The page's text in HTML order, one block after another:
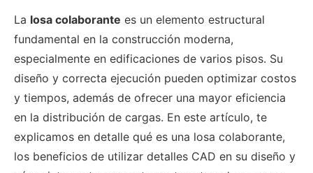
La losa colaborante es un elemento estructural
fundamental en la construcción moderna,
especialmente en edificaciones de varios pisos. Su
diseño y correcta ejecución pueden optimizar costos
y tiempos, además de ofrecer una mayor eficiencia
en la distribución de cargas. En este artículo, te
explicamos en detalle qué es una losa colaborante,
los beneficios de utilizar detalles CAD en su diseño y